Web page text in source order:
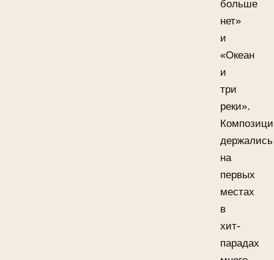
больше
нет»
и
«Океан
и
три
реки».
держались
на
первых
местах
в
хит-
парадах